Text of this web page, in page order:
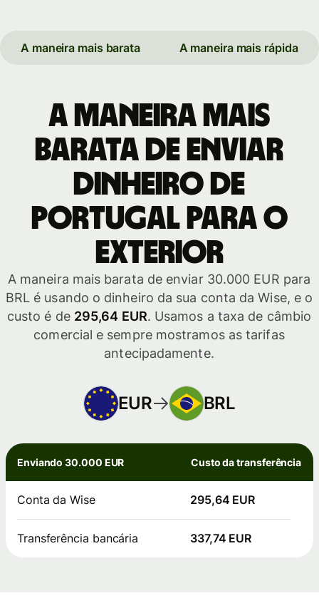
A maneira mais barata A maneira mais rápida
A maneira mais
barata de enviar
dinheiro de
Portugal para o
exterior
A maneira mais barata de enviar 30.000 EUR para
BRL é usando o dinheiro da sua conta da Wise, e o
custo é de 295,64 EUR. Usamos a taxa de câmbio
comercial e sempre mostramos as tarifas
antecipadamente.
EUR BRL
Enviando 30.000 EUR Custo da transferência
Conta da Wise 295,64 EUR
Transferência bancária 337,74 EUR